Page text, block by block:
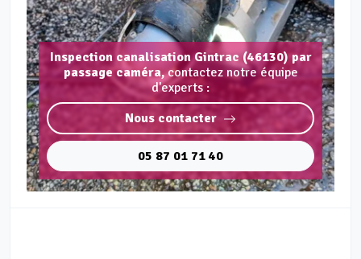
Inspection canalisation Gintrac (46130) par
passage caméra,contactez notre équipe
d'experts :
Nous contacter
05 87 01 71 40